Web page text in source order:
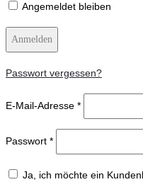
Angemeldet bleiben
Anmelden
Passwort vergessen?
E-Mail-Adresse *
Passwort *
Ja, ich möchte ein